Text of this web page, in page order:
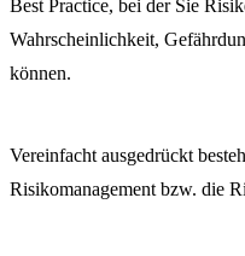
Best Practice, bei der Sie
Wahrscheinlichkeit,
können.
Vereinfacht ausgedrückt
Risikomanagement bzw. die